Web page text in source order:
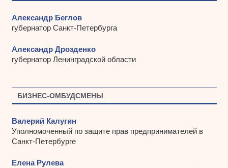
Александр Беглов
губернатор Санкт-Петербурга
Александр Дрозденко
губернатор Ленинградской области
БИЗНЕС-ОМБУДСМЕНЫ
Валерий Калугин
Уполномоченный по защите прав предпринимателей в
Санкт-Петербурге
Елена Рулева